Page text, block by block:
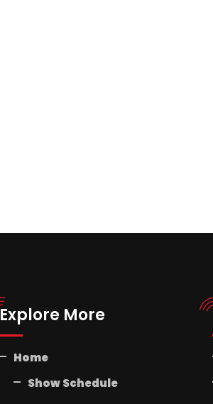
Explore More
Home
Show Schedule